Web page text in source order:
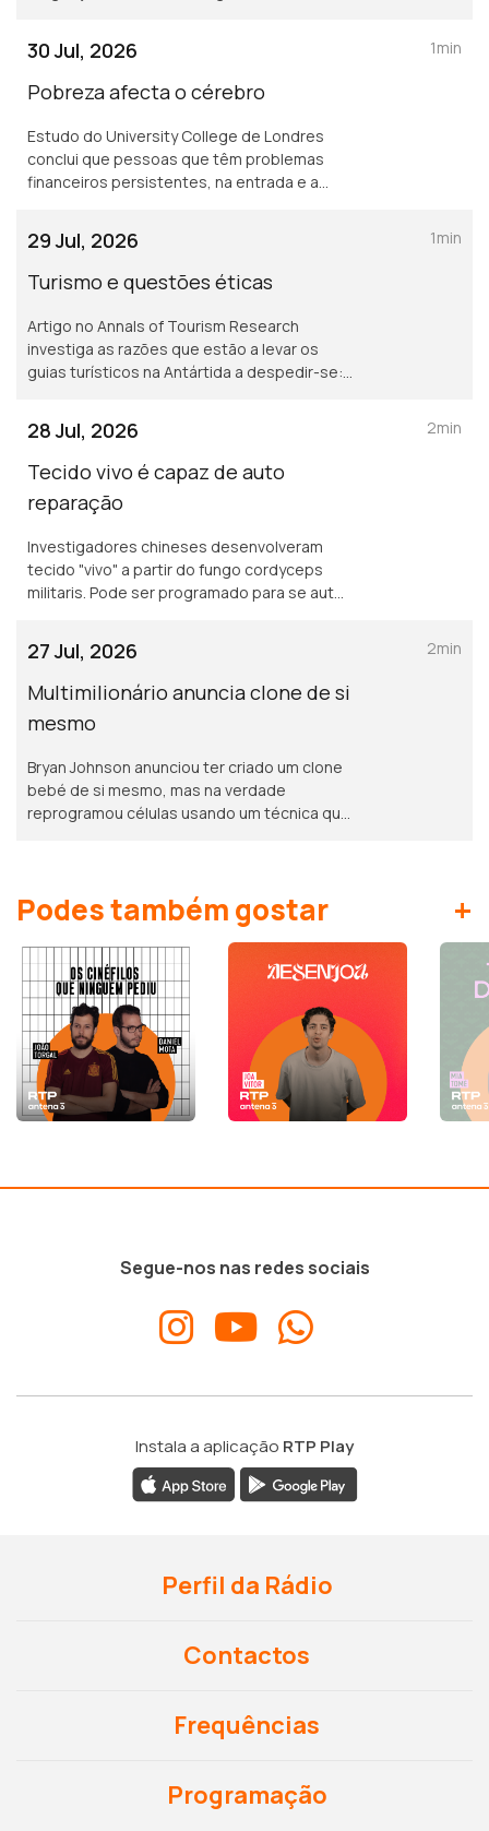
30 Jul, 2026
Pobreza afecta o cérebro
Estudo do University College de Londres
conclui que pessoas que têm problemas
financeiros persistentes, na entrada e a
atrofia do cérebro.
1min
29 Jul, 2026
Turismo e questões éticas
Artigo no Annals of Tourism Research
investiga as razões que estão a levar os
guias turísticos na Antártida a despedir-se:
decisão
1min
28 Jul, 2026
Tecido vivo é capaz de auto
reparação
Investigadores chineses desenvolveram
tecido "vivo" a partir do fungo cordyceps
militaris. Pode ser programado para se auto
Advances
2min
27 Jul, 2026
Multimilionário anuncia clone de si
mesmo
Bryan Johnson anunciou ter criado um clone
bebé de si mesmo, mas na verdade
reprogramou células usando um técnica que
2min
Podes também gostar +
Segue-nos nas redes sociais
Instala a aplicação RTP Play
Perfil da Rádio
Contactos
Frequências
Programação